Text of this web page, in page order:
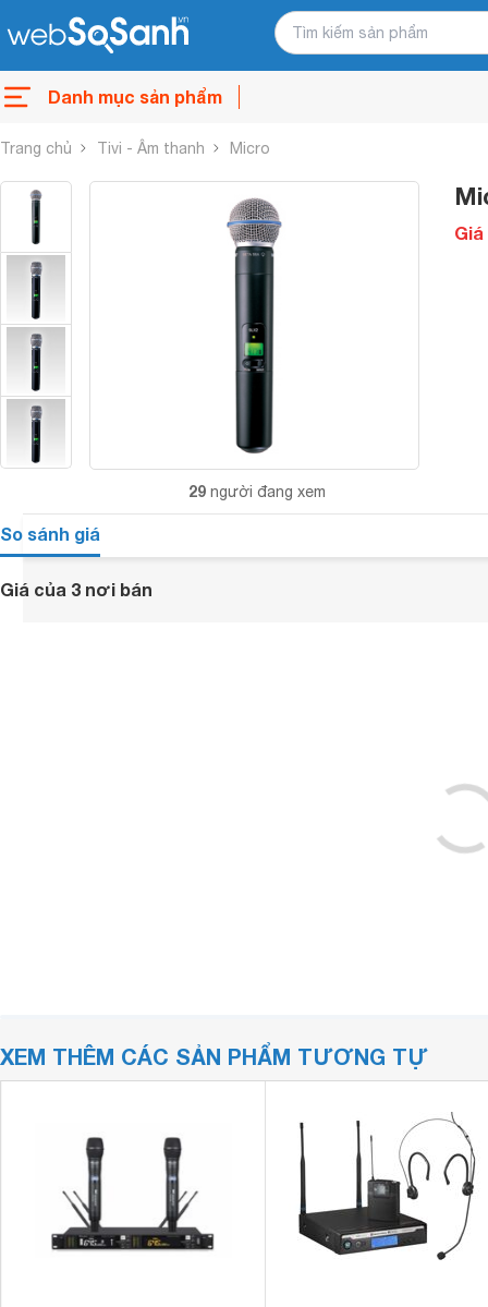
Danh mục sản phẩm
Trang chủ Tivi - Âm thanh Micro
29 người đang xem
Giá
So sánh giá
Giá của 3 nơi bán
XEM THÊM CÁC SẢN PHẨM TƯƠNG TỰ